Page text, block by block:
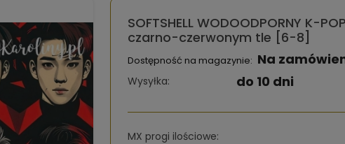
SOFTSHELL WODOODPORNY K-
czarno-czerwonym tle [6-8]
Dostępność na magazynie: Na
Wysyłka: do 10 dni
MX progi ilościowe: